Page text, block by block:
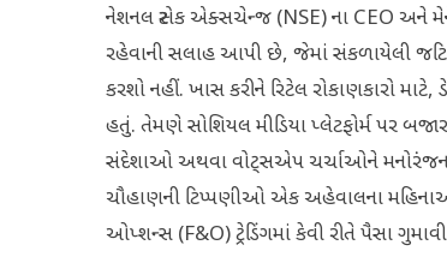
નેશનલ સ્ટોક એક્સચેન્જ (NSE) ના CEO અને
રહેવાની સલાહ આપી છે, જેમાં સંકળાયેલી
કરશો નહીં. ખાસ કરીને રિટેલ રોકાણકારો
હતું. તેમણે સોશિયલ મીડિયા પ્લેટફોર્મ પર
સંદેશાઓ અથવા વોટ્સએપ ચર્ચાઓને મનોરંજન
ચૌહાણની ટિપ્પણીઓ એક અહેવાલના
ઓપ્શન્સ (F&O) ટ્રેડિંગમાં કેવી રીતે પૈસા